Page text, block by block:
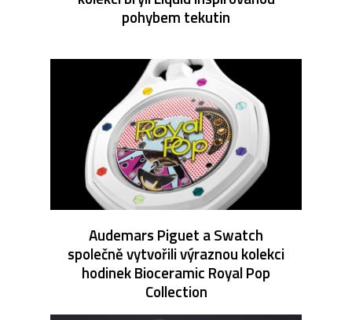
pohybem tekutin
Audemars Piguet a Swatch
společně vytvořili výraznou kolekci
hodinek Bioceramic Royal Pop
Collection